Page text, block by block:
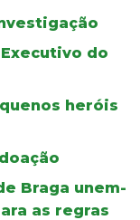
do
heróis
Braga unem-
as regras